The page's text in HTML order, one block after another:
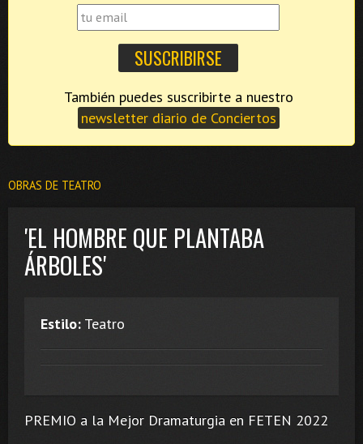
newsletter diario de Conciertos
OBRAS DE TEATRO
'EL HOMBRE QUE PLANTABA
ÁRBOLES'
Estilo: Teatro
PREMIO a la Mejor Dramaturgia en FETEN 2022